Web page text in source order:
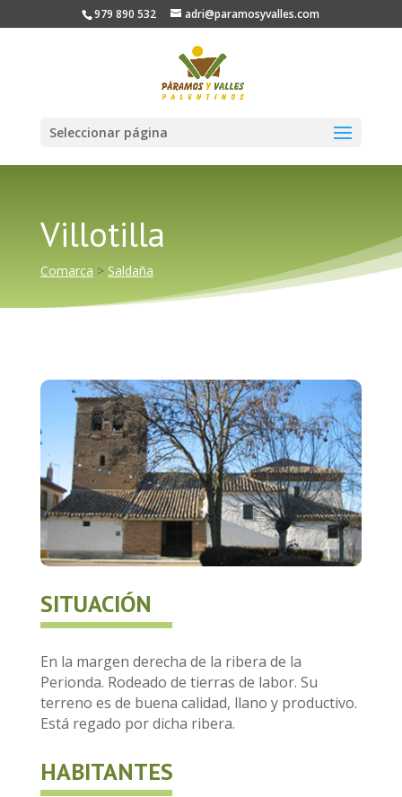
979 890 532 adri@paramosyvalles.com
Seleccionar página
Villotilla
Comarca > Saldaña
SITUACIÓN
En la margen derecha de la ribera de la
Perionda. Rodeado de tierras de labor. Su
terreno es de buena calidad, llano y productivo.
Está regado por dicha ribera.
HABITANTES